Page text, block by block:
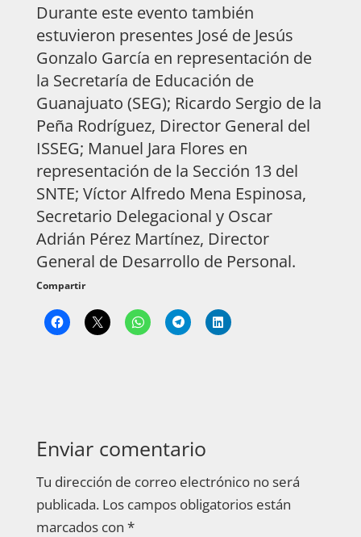
Durante este evento también
estuvieron presentes José de Jesús
Gonzalo García en representación de
la Secretaría de Educación de
Guanajuato (SEG); Ricardo Sergio de la
Peña Rodríguez, Director General del
ISSEG; Manuel Jara Flores en
representación de la Sección 13 del
SNTE; Víctor Alfredo Mena Espinosa,
Secretario Delegacional y Oscar
Adrián Pérez Martínez, Director
General de Desarrollo de Personal.
Compartir
Enviar comentario
Tu dirección de correo electrónico no será
publicada. Los campos obligatorios están
marcados con *